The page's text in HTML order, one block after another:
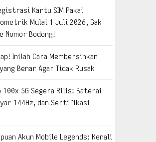
Kartu SIM Pakai
Mulai 1 Juli 2026, Gak
Nomor Bodong!
Inilah Cara Membersihkan
Benar Agar Tidak Rusak
100x 5G Segera Rilis: Baterai
144Hz, dan Sertifikasi
Akun Mobile Legends: Kenali